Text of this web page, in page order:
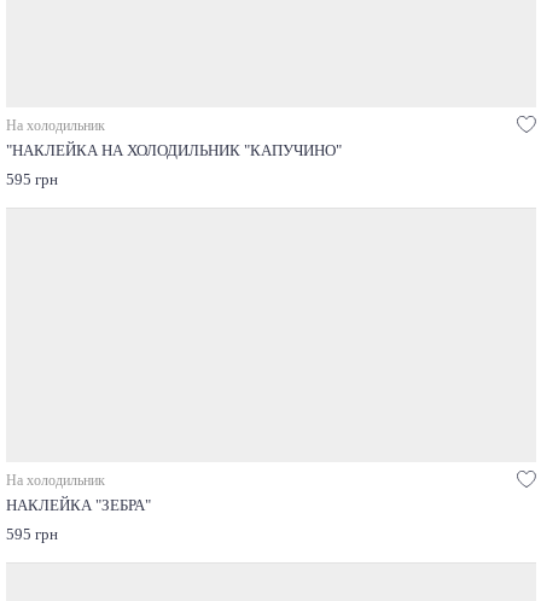
На холодильник
"НАКЛЕЙКА НА ХОЛОДИЛЬНИК "КАПУЧИНО"
595 грн
На холодильник
НАКЛЕЙКА "ЗЕБРА"
595 грн